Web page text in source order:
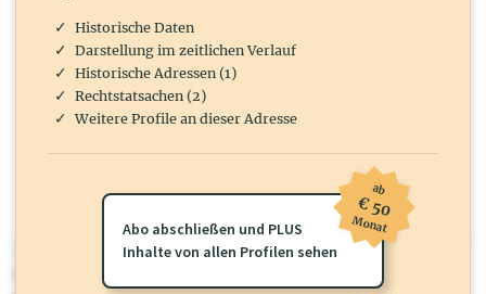
wirtschaft.at PLUS
Historische Daten
Darstellung im zeitlichen Verlauf
Historische Adressen (1)
Rechtstatsachen (2)
Weitere Profile an dieser Adresse
Abo abschließen und PLUS
Inhalte von allen Profilen sehen
ab
€ 50
Monat